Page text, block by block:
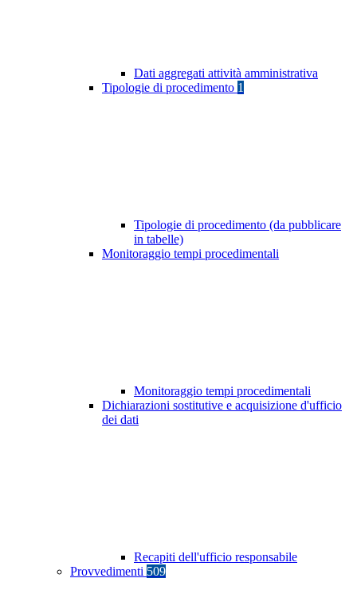
Dati aggregati attività amministrativa
Tipologie di procedimento 1
Tipologie di procedimento (da pubblicare
in tabelle)
Monitoraggio tempi procedimentali
Monitoraggio tempi procedimentali
Dichiarazioni sostitutive e acquisizione d'ufficio
dei dati
Recapiti dell'ufficio responsabile
Provvedimenti 509